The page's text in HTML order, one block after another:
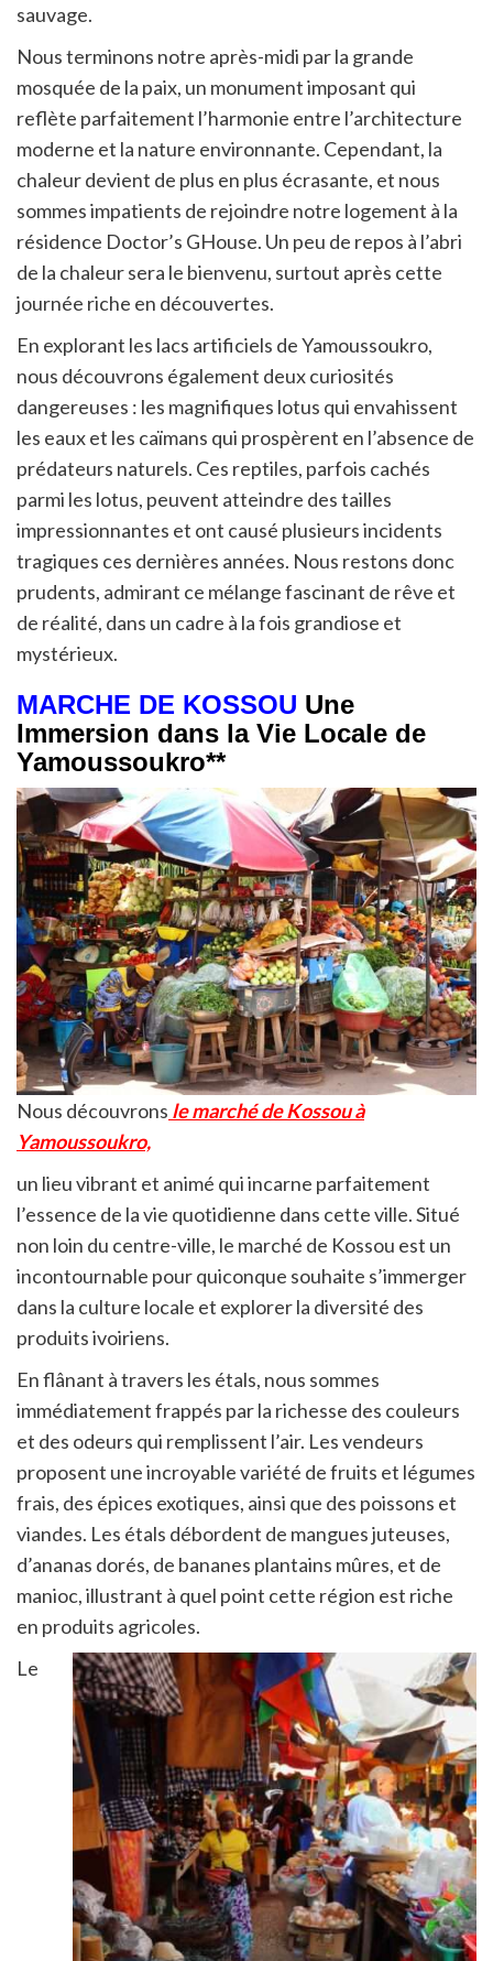
sauvage.
Nous terminons notre après-midi par la grande
mosquée de la paix, un monument imposant qui
reflète parfaitement l’harmonie entre l’architecture
moderne et la nature environnante. Cependant, la
chaleur devient de plus en plus écrasante, et nous
sommes impatients de rejoindre notre logement à la
résidence Doctor’s GHouse. Un peu de repos à l’abri
de la chaleur sera le bienvenu, surtout après cette
journée riche en découvertes.
En explorant les lacs artificiels de Yamoussoukro,
nous découvrons également deux curiosités
dangereuses : les magnifiques lotus qui envahissent
les eaux et les caïmans qui prospèrent en l’absence de
prédateurs naturels. Ces reptiles, parfois cachés
parmi les lotus, peuvent atteindre des tailles
impressionnantes et ont causé plusieurs incidents
tragiques ces dernières années. Nous restons donc
prudents, admirant ce mélange fascinant de rêve et
de réalité, dans un cadre à la fois grandiose et
mystérieux.
MARCHE DE KOSSOU Une
Immersion dans la Vie Locale de
Yamoussoukro**
Nous découvrons le marché de Kossou à
Yamoussoukro,
un lieu vibrant et animé qui incarne parfaitement
l’essence de la vie quotidienne dans cette ville. Situé
non loin du centre-ville, le marché de Kossou est un
incontournable pour quiconque souhaite s’immerger
dans la culture locale et explorer la diversité des
produits ivoiriens.
En flânant à travers les étals, nous sommes
immédiatement frappés par la richesse des couleurs
et des odeurs qui remplissent l’air. Les vendeurs
proposent une incroyable variété de fruits et légumes
frais, des épices exotiques, ainsi que des poissons et
viandes. Les étals débordent de mangues juteuses,
d’ananas dorés, de bananes plantains mûres, et de
manioc, illustrant à quel point cette région est riche
en produits agricoles.
Le